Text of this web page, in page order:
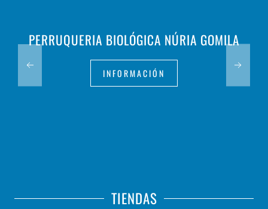
PERRUQUERIA BIOLÓGICA NÚRIA GOMILA
INFORMACIÓN
TIENDAS